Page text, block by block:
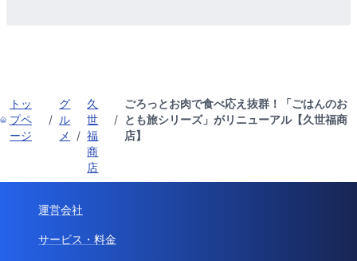
トッ
プペ
ージ
/
グ
ル
メ
/
久
世
福
商
店
/
ごろっとお肉で食べ応え抜群！「ごはんのお
とも旅シリーズ」がリニューアル【久世福商
店】
運営会社
サービス・料金